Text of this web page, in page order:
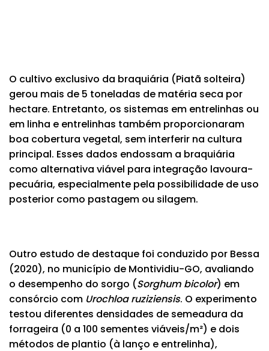
O cultivo exclusivo da braquiária (Piatã solteira)
gerou mais de 5 toneladas de matéria seca por
hectare. Entretanto, os sistemas em entrelinhas ou
em linha e entrelinhas também proporcionaram
boa cobertura vegetal, sem interferir na cultura
principal. Esses dados endossam a braquiária
como alternativa viável para integração lavoura-
pecuária, especialmente pela possibilidade de uso
posterior como pastagem ou silagem.
Outro estudo de destaque foi conduzido por Bessa
(2020), no município de Montividiu-GO, avaliando
o desempenho do sorgo (Sorghum bicolor) em
consórcio com Urochloa ruziziensis. O experimento
testou diferentes densidades de semeadura da
forrageira (0 a 100 sementes viáveis/m²) e dois
métodos de plantio (à lanço e entrelinha),